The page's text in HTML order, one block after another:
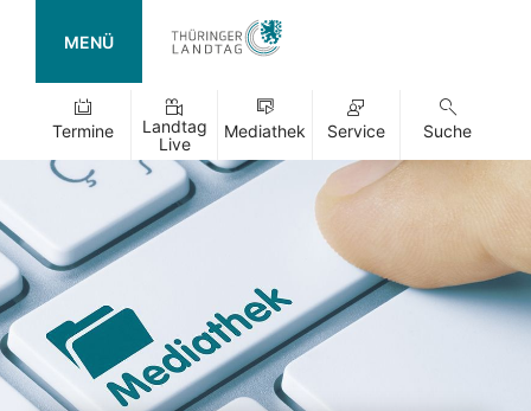
MENÜ
Termine
Landtag
Live
Mediathek Service Suche